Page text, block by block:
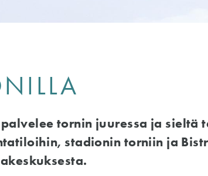
tornin juuressa ja sieltä
stadionin torniin ja